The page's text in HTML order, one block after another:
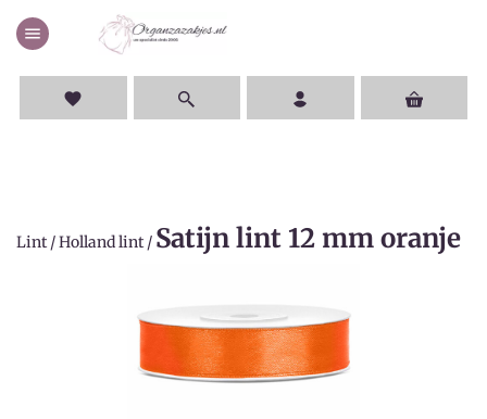
menu
favorite
Lint/Holland lint/ Satijn lint 12 mm oranje